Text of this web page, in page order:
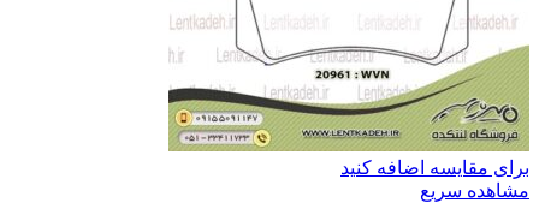
برای مقایسه اضافه کنید
مشاهده سریع